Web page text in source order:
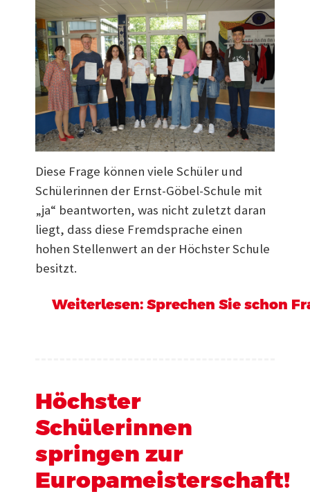
Diese Frage können viele Schüler und
Schülerinnen der Ernst-Göbel-Schule mit
„ja“ beantworten, was nicht zuletzt daran
liegt, dass diese Fremdsprache einen
hohen Stellenwert an der Höchster Schule
besitzt.
Weiterlesen: Sprechen Sie schon
Höchster
Schülerinnen
springen zur
Europameisterschaft!